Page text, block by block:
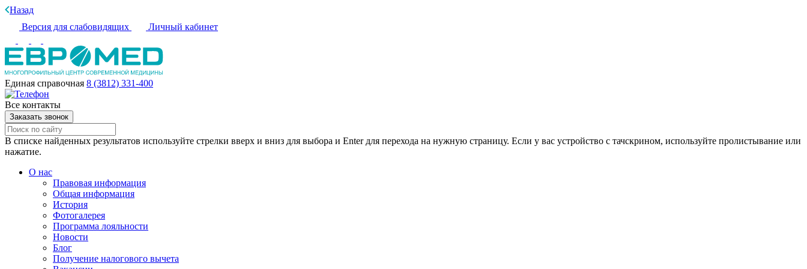
Назад
Версия для слабовидящих
Личный кабинет
Единая справочная 8 (3812) 331-400
Все контакты
Заказать звонок
В списке найденных результатов используйте стрелки вверх и вниз для выбора и Enter для перехода на нужную страницу. Если у вас устройство с тачскрином, используйте пролистывание или
нажатие.
О нас
Правовая информация
Общая информация
История
Фотогалерея
Программа лояльности
Новости
Блог
Получение налогового вычета